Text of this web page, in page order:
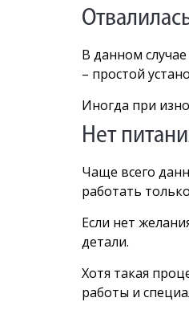
В данном
– простой
Иногда при
Нет
Чаще всего
работать
Если нет
детали.
Хотя такая
работы и